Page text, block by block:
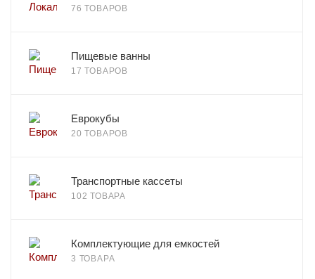
76 ТОВАРОВ
Пищевые ванны
17 ТОВАРОВ
Еврокубы
20 ТОВАРОВ
Транспортные кассеты
102 ТОВАРА
Комплектующие для емкостей
3 ТОВАРА